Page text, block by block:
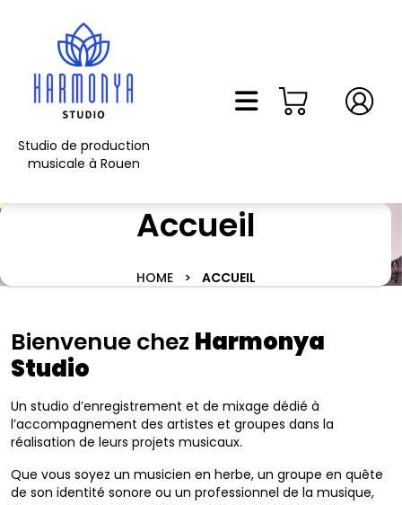
Studio de production
musicale à Rouen
Accueil
HOME > ACCUEIL
Bienvenue chez Harmonya
Studio
Un studio d’enregistrement et de mixage dédié à
l’accompagnement des artistes et groupes dans la
réalisation de leurs projets musicaux.
Que vous soyez un musicien en herbe, un groupe en quête
de son identité sonore ou un professionnel de la musique,